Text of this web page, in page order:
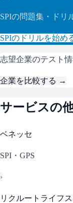
SPIの問題集・ドリ
SPIのドリルを始め
志望企業のテスト
企業を比較する →
サービスの
ベネッセ
SPI・GPS
›
リクルートライフ